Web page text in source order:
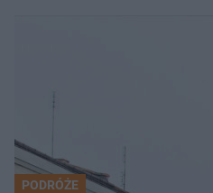
PODRÓŻE